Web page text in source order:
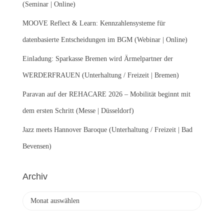
:
(Seminar | Online)
MOOVE Reflect & Learn: Kennzahlensysteme für
datenbasierte Entscheidungen im BGM (Webinar | Online)
Einladung: Sparkasse Bremen wird Ärmelpartner der
WERDERFRAUEN (Unterhaltung / Freizeit | Bremen)
Paravan auf der REHACARE 2026 – Mobilität beginnt mit
dem ersten Schritt (Messe | Düsseldorf)
Jazz meets Hannover Baroque (Unterhaltung / Freizeit | Bad
Bevensen)
Archiv